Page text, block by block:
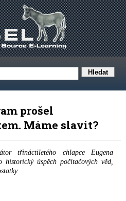
prošel
Máme slavit?
třináctiletého chlapce Eugena
úspěch počítačových věd,